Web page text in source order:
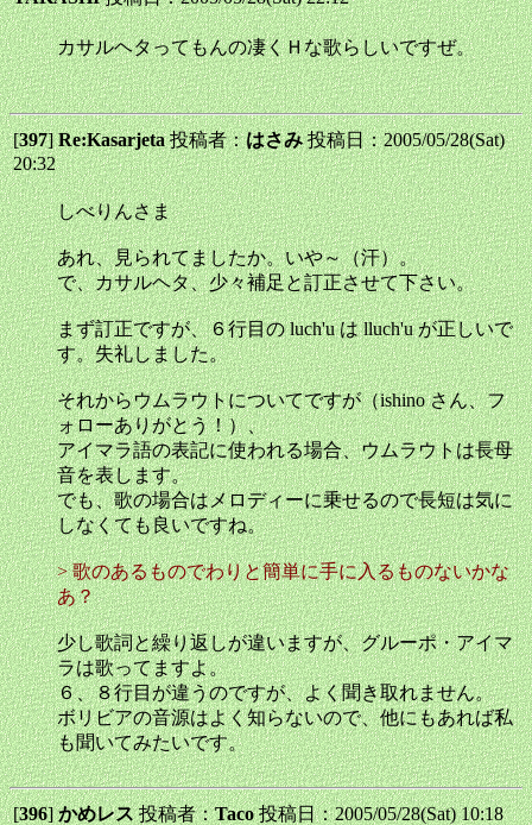
カサルヘタってもんの凄くＨな歌らしいですぜ。
[397]Re:Kasarjeta投稿者：はさみ投稿日：2005/05/28(Sat)
20:32
しべりんさま
あれ、見られてましたか。いや～（汗）。
で、カサルヘタ、少々補足と訂正させて下さい。
まず訂正ですが、６行目の luch'u は lluch'u が正しいで
す。失礼しました。
それからウムラウトについてですが（ishino さん、フ
ォローありがとう！）、
アイマラ語の表記に使われる場合、ウムラウトは長母
音を表します。
でも、歌の場合はメロディーに乗せるので長短は気に
しなくても良いですね。
> 歌のあるものでわりと簡単に手に入るものないかな
あ？
少し歌詞と繰り返しが違いますが、グルーポ・アイマ
ラは歌ってますよ。
６、８行目が違うのですが、よく聞き取れません。
ボリビアの音源はよく知らないので、他にもあれば私
も聞いてみたいです。
[396]かめレス投稿者：Taco投稿日：2005/05/28(Sat) 10:18